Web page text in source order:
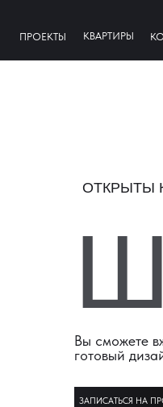
ПРОЕКТЫ КВАРТИРЫ
ЗАПИСАТЬСЯ НА
Вы сможете
готовый
ОТКРЫТЫ